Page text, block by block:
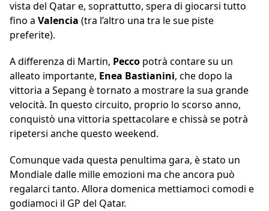
vista del Qatar e, soprattutto, spera di giocarsi tutto
fino a Valencia (tra l’altro una tra le sue piste
preferite).
A differenza di Martin, Pecco potrà contare su un
alleato importante, Enea Bastianini, che dopo la
vittoria a Sepang è tornato a mostrare la sua grande
velocità. In questo circuito, proprio lo scorso anno,
conquistò una vittoria spettacolare e chissà se potrà
ripetersi anche questo weekend.
Comunque vada questa penultima gara, è stato un
Mondiale dalle mille emozioni ma che ancora può
regalarci tanto. Allora domenica mettiamoci comodi e
godiamoci il GP del Qatar.